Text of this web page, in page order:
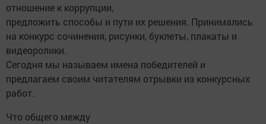
отношение к коррупции,
предложить способы и пути их решения. Принимались
на конкурс сочинения, рисунки, буклеты, плакаты и
видеоролики.
Сегодня мы называем имена победителей и
предлагаем своим читателям отрывки из конкурсных
работ.
Что общего между